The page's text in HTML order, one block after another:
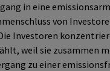
in eine
von
Investoren
weil sie zusammen
zu einer